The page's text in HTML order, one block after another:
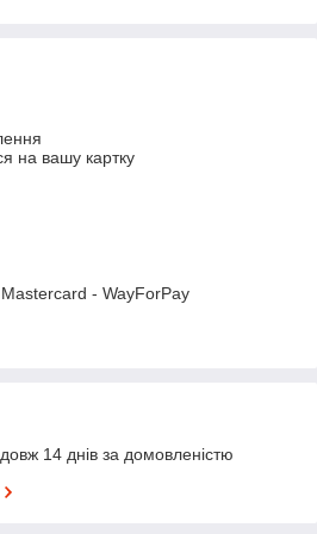
на вашу картку
- WayForPay
14 днів за домовленістю